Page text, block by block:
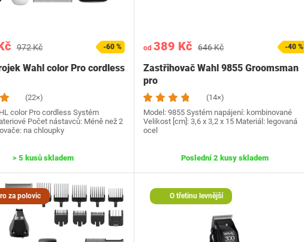
972 Kč -60 %
Wahl color Pro cordless
(22×)
color Pro cordless Systém
Počet nástavců: Méně než 2
na chloupky
> 5 kusů skladem
od 389 Kč 646 Kč -40 %
Zastřihovač Wahl 9855 Groomsman
pro
(14×)
Model: 9855 Systém napájení: kombinované
Velikost [cm]: 3,6 x 3,2 x 15 Materiál: legovaná
ocel
Poslední 2 kusy skladem
za polovic O třetinu levnější